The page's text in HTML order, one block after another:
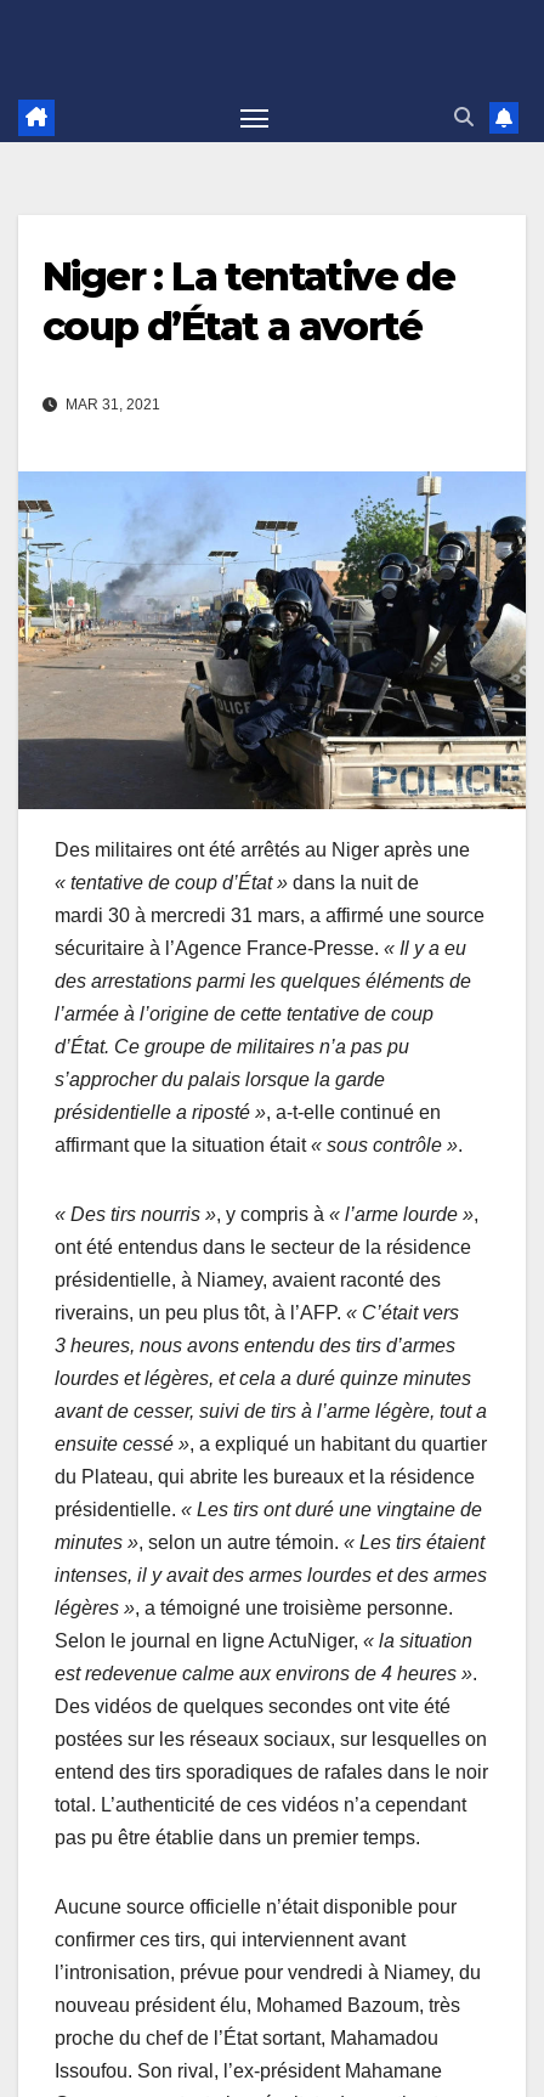
Niger : La tentative de
coup d’État a avorté
MAR 31, 2021
Des militaires ont été arrêtés au Niger après une
« tentative de coup d’État » dans la nuit de
mardi 30 à mercredi 31 mars, a affirmé une source
sécuritaire à l’Agence France-Presse. « Il y a eu
des arrestations parmi les quelques éléments de
l’armée à l’origine de cette tentative de coup
d’État. Ce groupe de militaires n’a pas pu
s’approcher du palais lorsque la garde
présidentielle a riposté », a-t-elle continué en
affirmant que la situation était« sous contrôle ».
« Des tirs nourris », y compris à « l’arme lourde »,
ont été entendus dans le secteur de la résidence
présidentielle, à Niamey, avaient raconté des
riverains, un peu plus tôt, à l’AFP. « C’était vers
3 heures, nous avons entendu des tirs d’armes
lourdes et légères, et cela a duré quinze minutes
avant de cesser, suivi de tirs à l’arme légère, tout a
ensuite cessé », a expliqué un habitant du quartier
du Plateau, qui abrite les bureaux et la résidence
présidentielle. « Les tirs ont duré une vingtaine de
minutes », selon un autre témoin. « Les tirs étaient
intenses, il y avait des armes lourdes et des armes
légères », a témoigné une troisième personne.
Selon le journal en ligne ActuNiger, « la situation
est redevenue calme aux environs de 4 heures ».
Des vidéos de quelques secondes ont vite été
postées sur les réseaux sociaux, sur lesquelles on
entend des tirs sporadiques de rafales dans le noir
total. L’authenticité de ces vidéos n’a cependant
pas pu être établie dans un premier temps.
Aucune source officielle n’était disponible pour
confirmer ces tirs, qui interviennent avant
l’intronisation, prévue pour vendredi à Niamey, du
nouveau président élu, Mohamed Bazoum, très
proche du chef de l’État sortant, Mahamadou
Issoufou. Son rival, l’ex-président Mahamane